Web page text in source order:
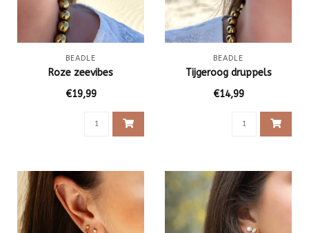
BEADLE
Roze zeevibes
€19,99
BEADLE
Tijgeroog druppels
€14,99